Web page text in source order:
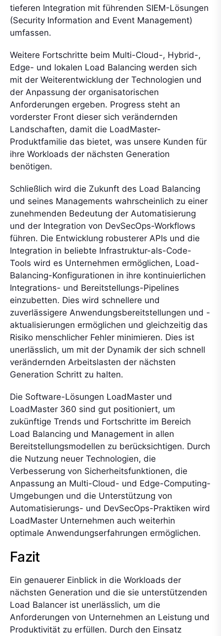
tieferen Integration mit führenden SIEM-Lösungen
(Security Information and Event Management)
umfassen.
Weitere Fortschritte beim Multi-Cloud-, Hybrid-,
Edge- und lokalen Load Balancing werden sich
mit der Weiterentwicklung der Technologien und
der Anpassung der organisatorischen
Anforderungen ergeben. Progress steht an
vorderster Front dieser sich verändernden
Landschaften, damit die LoadMaster-
Produktfamilie das bietet, was unsere Kunden für
ihre Workloads der nächsten Generation
benötigen.
Schließlich wird die Zukunft des Load Balancing
und seines Managements wahrscheinlich zu einer
zunehmenden Bedeutung der Automatisierung
und der Integration von DevSecOps-Workflows
führen. Die Entwicklung robusterer APIs und die
Integration in beliebte Infrastruktur-als-Code-
Tools wird es Unternehmen ermöglichen, Load-
Balancing-Konfigurationen in ihre kontinuierlichen
Integrations- und Bereitstellungs-Pipelines
einzubetten. Dies wird schnellere und
zuverlässigere Anwendungsbereitstellungen und -
aktualisierungen ermöglichen und gleichzeitig das
Risiko menschlicher Fehler minimieren. Dies ist
unerlässlich, um mit der Dynamik der sich schnell
verändernden Arbeitslasten der nächsten
Generation Schritt zu halten.
Die Software-Lösungen LoadMaster und
LoadMaster 360 sind gut positioniert, um
zukünftige Trends und Fortschritte im Bereich
Load Balancing und Management in allen
Bereitstellungsmodellen zu berücksichtigen. Durch
die Nutzung neuer Technologien, die
Verbesserung von Sicherheitsfunktionen, die
Anpassung an Multi-Cloud- und Edge-Computing-
Umgebungen und die Unterstützung von
Automatisierungs- und DevSecOps-Praktiken wird
LoadMaster Unternehmen auch weiterhin
optimale Anwendungserfahrungen ermöglichen.
Fazit
Ein genauerer Einblick in die Workloads der
nächsten Generation und die sie unterstützenden
Load Balancer ist unerlässlich, um die
Anforderungen von Unternehmen an Leistung und
Produktivität zu erfüllen. Durch den Einsatz